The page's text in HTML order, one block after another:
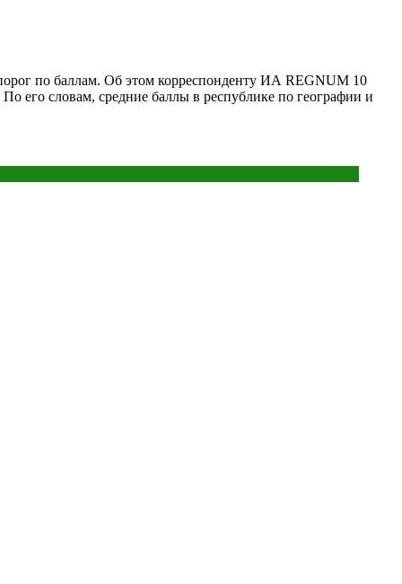
по баллам. Об этом корреспонденту ИА REGNUM 10
его словам, средние баллы в республике по географии и